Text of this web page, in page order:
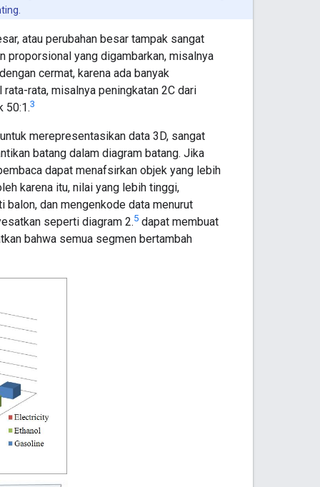
atau perubahan besar tampak sangat
proporsional yang digambarkan, misalnya
cermat, karena ada banyak
rata, misalnya peningkatan 2C dari
50:1.3
merepresentasikan data 3D, sangat
batang dalam diagram batang. Jika
dapat menafsirkan objek yang lebih
karena itu, nilai yang lebih tinggi,
dan mengenkode data menurut
seperti diagram 2.5 dapat membuat
bahwa semua segmen bertambah